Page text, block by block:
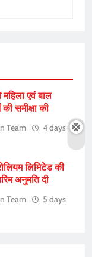
महिला एवं बाल
समीक्षा की
Team
4 days
लिमिटेड की
अनुमति दी
Team
5 days